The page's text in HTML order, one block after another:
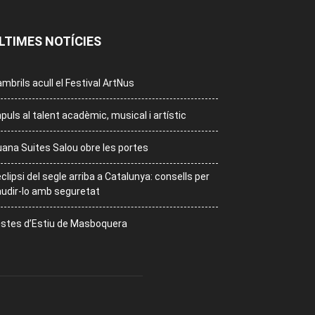
NOTÍCIES
acull el Festival ArtNus
al talent acadèmic, musical i artístic
Suites Salou obre les portes
del segle arriba a Catalunya: consells per
lo amb seguretat
d’Estiu de Masboquera